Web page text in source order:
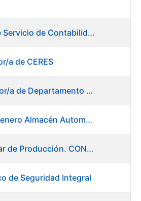
FC 02/23: Jefe de Servicio de Contabilidad
a de CERES
FC 02/22 - Director/a de Departamento de Fábrica de Papel en Burgos
OE 05/22 - Almacenero Almacén Automático
INF 01/22 - Auxiliar de Producción. CONSOLIDACIÓN EMPLEO TEMPORAL
de Seguridad Integral